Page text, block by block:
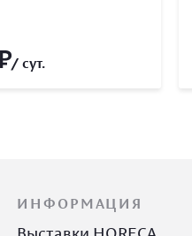
/ сут.
ИНФОРМАЦИЯ